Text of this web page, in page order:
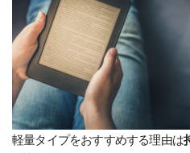
軽量タイプをおすすめする理由は